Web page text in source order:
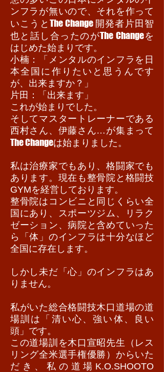
ンフラが無いので、それを作って
いこうと The Change 開発者片田智
也と話し合ったのがThe Changeを
はじめた始まりです。
小楠：「メンタルのインフラを日
本全国に作りたいと思うんです
が、出来ますか？」
片田：「出来ます」
これが始まりでした。
そしてマスタートレーナーである
西村さん、伊藤さん…が集まって
The Changeは始まりました。
私は治療家でもあり、格闘家でも
あります。現在も整骨院と格闘技
GYMを経営しております。
整骨院はコンビニと同じくらい全
国にあり、スポーツジム、リラク
ゼーション、病院と含めていった
ら「体」のインフラは十分なほど
全国に存在します。
しかし未だ「心」のインフラはあ
りません。
私がいた総合格闘技木口道場の道
場訓は「清い心、強い体、良い
頭」です。
この道場訓を木口宣昭先生（レス
リング全米選手権優勝）からいた
だき、私の道場K.O.SHOOTO